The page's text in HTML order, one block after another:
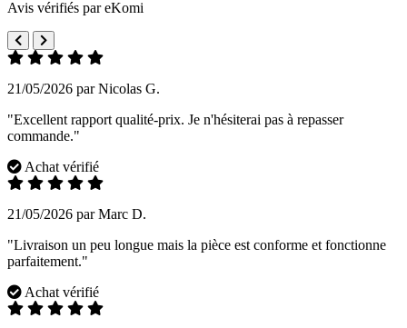
Avis vérifiés par eKomi
21/05/2026 par Nicolas G.
"Excellent rapport qualité-prix. Je n'hésiterai pas à repasser
commande."
Achat vérifié
21/05/2026 par Marc D.
"Livraison un peu longue mais la pièce est conforme et fonctionne
parfaitement."
Achat vérifié